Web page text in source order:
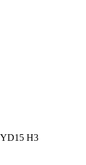
H3